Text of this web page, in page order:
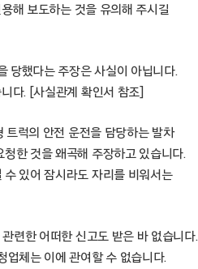
해 보도하는 것을 유의해 주시길
당했다는 주장은 사실이 아닙니다.
다. [사실관계 확인서 참조]
트럭의 안전 운전을 담당하는 발차
한 것을 왜곡해 주장하고 있습니다.
있어 잠시라도 자리를 비워서는
련한 어떠한 신고도 받은 바 없습니다.
업체는 이에 관여할 수 없습니다.